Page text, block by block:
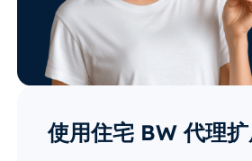
使用住宅 BW 代理